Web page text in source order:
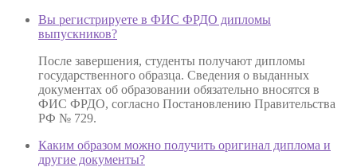
Вы регистрируете в ФИС ФРДО дипломы
выпускников?
После завершения, студенты получают дипломы
государственного образца. Сведения о выданных
документах об образовании обязательно вносятся в
ФИС ФРДО, согласно Постановлению Правительства
РФ № 729.
Каким образом можно получить оригинал диплома и
другие документы?